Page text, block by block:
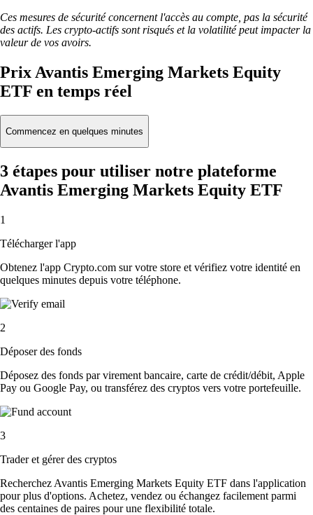
Ces mesures de sécurité concernent l'accès au compte, pas la sécurité
des actifs. Les crypto-actifs sont risqués et la volatilité peut impacter la
valeur de vos avoirs.
Prix Avantis Emerging Markets Equity
ETF en temps réel
Commencez en quelques minutes
3 étapes pour utiliser notre plateforme
Avantis Emerging Markets Equity ETF
1
Télécharger l'app
Obtenez l'app Crypto.com sur votre store et vérifiez votre identité en
quelques minutes depuis votre téléphone.
2
Déposer des fonds
Déposez des fonds par virement bancaire, carte de crédit/débit, Apple
Pay ou Google Pay, ou transférez des cryptos vers votre portefeuille.
3
Trader et gérer des cryptos
Recherchez Avantis Emerging Markets Equity ETF dans l'application
pour plus d'options. Achetez, vendez ou échangez facilement parmi
des centaines de paires pour une flexibilité totale.